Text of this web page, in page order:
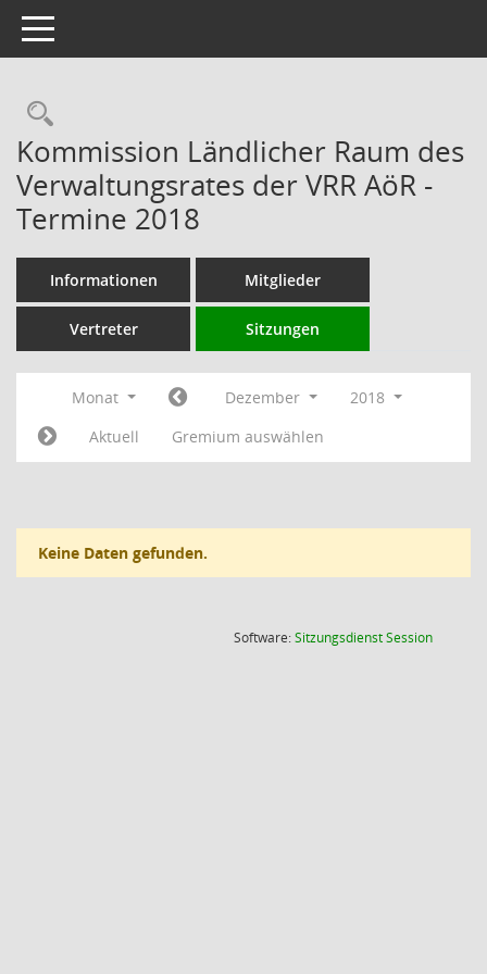
Toggle navigation
Rechercheauswahl
Kommission Ländlicher Raum des
Verwaltungsrates der VRR AöR -
Termine 2018
Informationen Mitglieder
Vertreter Sitzungen
Monat Dezember
2018
Aktuell
Gremium auswählen
Keine Daten gefunden.
Software:SitzungsdienstSession(Wird in